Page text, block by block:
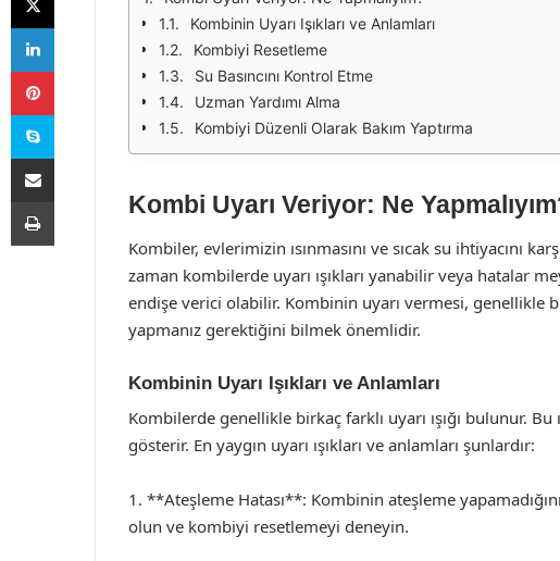
Kombinin Uyarı Işıkları ve Anlamları
Kombiyi Resetleme
Su Basıncını Kontrol Etme
Uzman Yardımı Alma
Kombiyi Düzenli Olarak Bakım Yaptırma
Kombi Uyarı Veriyor: Ne
Kombiler, evlerimizin ısınmasını ve sıcak su ihtiyacını
zaman kombilerde uyarı ışıkları yanabilir veya hatalar
endişe verici olabilir. Kombinin uyarı vermesi,
yapmanız gerektiğini bilmek önemlidir.
Kombinin Uyarı Işıkları ve Anlamları
Kombilerde genellikle birkaç farklı uyarı ışığı bulunur. Bu
gösterir. En yaygın uyarı ışıkları ve anlamları şunlardır:
1. **Ateşleme Hatası**: Kombinin ateşleme
olun ve kombiyi resetlemeyi deneyin.
LinkedIn
Pinterest
Skype
E-Posta ile paylaş